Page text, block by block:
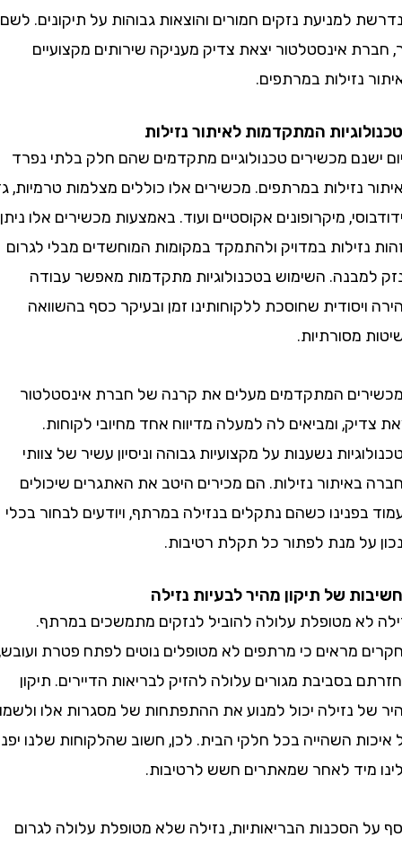
למניעת נזקים חמורים והוצאות גבוהות על תיקונים. לשם
אינסטלטור יצאת צדיק מעניקה שירותים מקצועיים
נזילות במרתפים.
המתקדמות לאיתור נזילות
מכשירים טכנולוגיים מתקדמים שהם חלק בלתי נפרד
נזילות במרתפים. מכשירים אלו כוללים מצלמות טרמיות, גז
מיקרופונים אקוסטיים ועוד. באמצעות מכשירים אלו ניתן
במדויק ולהתמקד במקומות המוחשדים מבלי לגרום
השימוש בטכנולוגיות מתקדמות מאפשר עבודה
שחוסכת ללקוחותינו זמן ובעיקר כסף בהשוואה
מסורתיות.
המתקדמים מעלים את קרנה של חברת אינסטלטור
ומביאים לה למעלה מדיווח אחד מחיובי לקוחות.
נשענות על מקצועיות גבוהה וניסיון עשיר של צוותי
נזילות. הם מכירים היטב את האתגרים שיכולים
כשהם נתקלים בנזילה במרתף, ויודעים לבחור בכלי
מנת לפתור כל תקלת רטיבות.
של תיקון מהיר לבעיות נזילה
מטופלת עלולה להוביל לנזקים מתמשכים במרתף.
מראים כי מרתפים לא מטופלים נוטים לפתח פטרת ועובש,
בסביבת מגורים עלולה להזיק לבריאות הדיירים. תיקון
נזילה יכול למנוע את ההתפתחות של מסגרות אלו ולשמור
השהייה בכל חלקי הבית. לכן, חשוב שהלקוחות שלנו יפנו
לאחר שמאתרים חשש לרטיבות.
הסכנות הבריאותיות, נזילה שלא מטופלת עלולה לגרום